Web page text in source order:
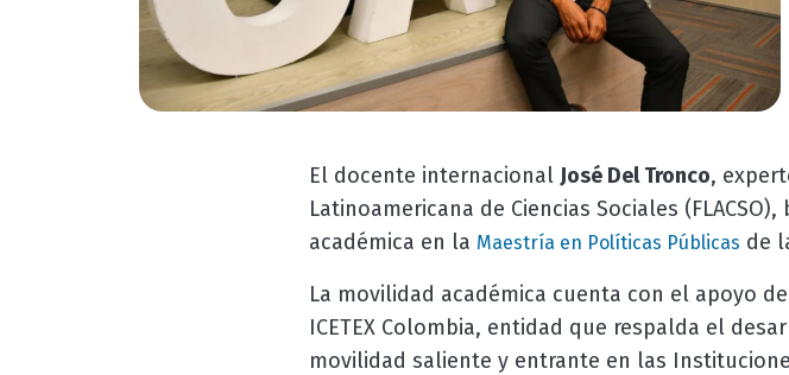
El docente internacional José Del Tronco,
Latinoamericana de Ciencias Sociales
académica en la Maestría en Políticas Públicas de
La movilidad académica cuenta con el apoyo
ICETEX Colombia, entidad que respalda el
movilidad saliente y entrante en las